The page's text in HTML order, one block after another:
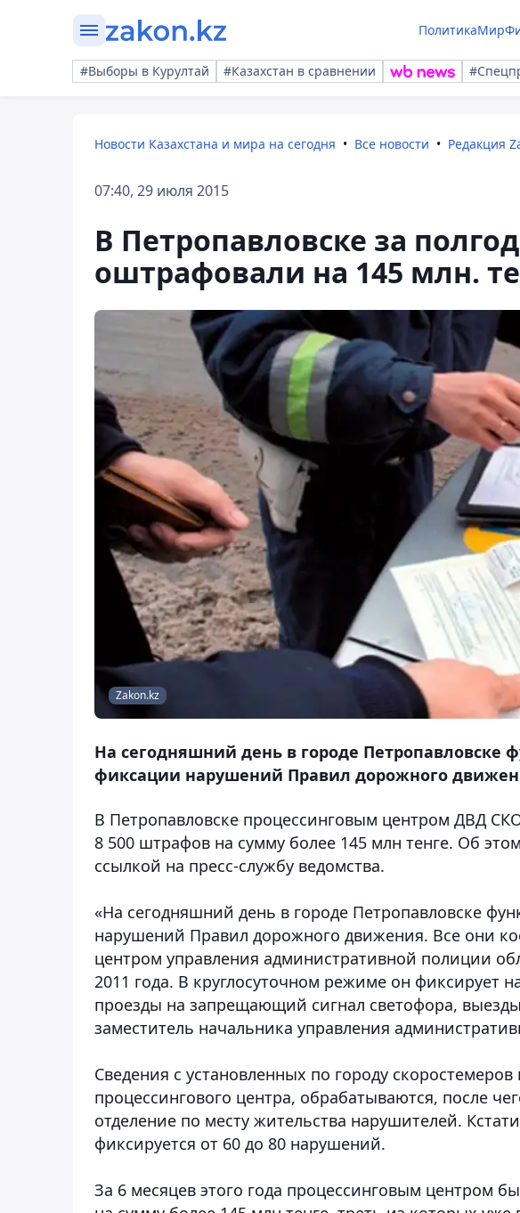
ПолитикаМир
#Выборы в Курултай #Казахстан в сравнении
Новости Казахстана и мира на сегодня Все новости Редакция
07:40, 29 июля 2015
В Петропавловске за
оштрафовали на 145 млн.
Zakon.kz
На сегодняшний день в городе Петропавловске
фиксации нарушений Правил дорожного
В Петропавловске процессинговым центром ДВД
8 500 штрафов на сумму более 145 млн тенге. Об
ссылкой на пресс-службу ведомства.
«На сегодняшний день в городе Петропавловске
нарушений Правил дорожного движения. Все они
центром управления административной полиции
2011 года. В круглосуточном режиме он фиксирует
проезды на запрещающий сигнал светофора,
заместитель начальника управления
Сведения с установленных по городу
процессингового центра, обрабатываются, после
отделение по месту жительства нарушителей.
фиксируется от 60 до 80 нарушений.
За 6 месяцев этого года процессинговым центром